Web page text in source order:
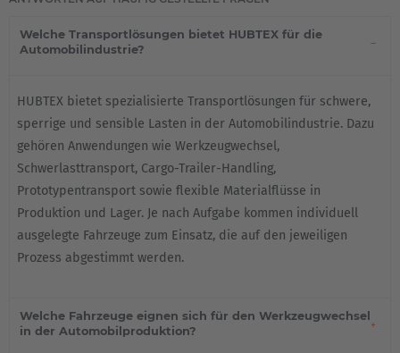
Welche Transportlösungen bietet HUBTEX für die
Automobilindustrie?
HUBTEX bietet spezialisierte Transportlösungen für schwere,
sperrige und sensible Lasten in der Automobilindustrie. Dazu
gehören Anwendungen wie Werkzeugwechsel,
Schwerlasttransport, Cargo-Trailer-Handling,
Prototypentransport sowie flexible Materialflüsse in
Produktion und Lager. Je nach Aufgabe kommen individuell
ausgelegte Fahrzeuge zum Einsatz, die auf den jeweiligen
Prozess abgestimmt werden.
Welche Fahrzeuge eignen sich für den Werkzeugwechsel
in der Automobilproduktion?